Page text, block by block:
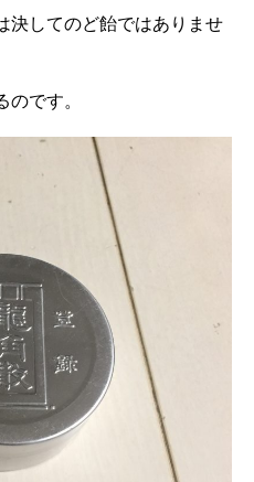
決してのど飴ではありませ
です。